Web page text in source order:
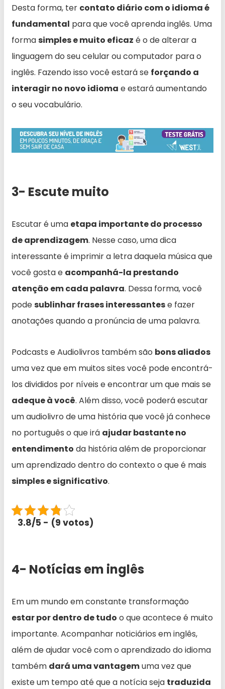
Desta forma, ter contato diário com o idioma é
fundamental para que você aprenda inglês. Uma
formasimples e muito eficaz é o de alterar a
linguagem do seu celular ou computador para o
inglês. Fazendo isso você estará se forçando a
interagir no novo idioma e estará aumentando
o seu vocabulário.
3- Escute muito
Escutar é uma etapa importante do processo
de aprendizagem. Nesse caso, uma dica
interessante é imprimir a letra daquela música que
você gosta e acompanhá-la prestando
atenção em cada palavra. Dessa forma, você
podesublinhar frases interessantese fazer
anotações quando a pronúncia de uma palavra.
Podcasts e Audiolivros também são bons aliados
uma vez que em muitos sites você pode encontrá-
los divididos por níveis e encontrar um que mais se
adeque à você. Além disso, você poderá escutar
um audiolivro de uma história que você já conhece
no português o que irá ajudar bastante no
entendimento da história além de proporcionar
um aprendizado dentro do contexto o que é mais
simples e significativo.
3.8/5 - (9 votos)
4- Notícias em inglês
Em um mundo em constante transformação
estar por dentro de tudo o que acontece é muito
importante. Acompanhar noticiários em inglês,
além de ajudar você com o aprendizado do idioma
também dará uma vantagemuma vez que
existe um tempo até que a notícia seja traduzida